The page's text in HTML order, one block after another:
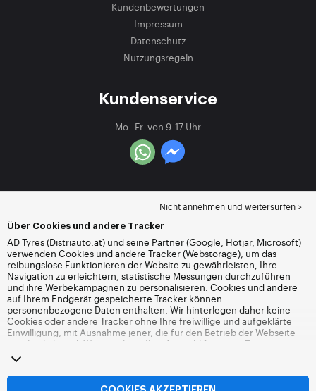
Kundenbewertungen
Impressum
Datenschutz
Nutzungsregeln
Kundenservice
Mo.-Fr. von 9-17 Uhr
Nicht annehmen und weitersurfen >
Über Cookies und andere Tracker
AD Tyres (Distriauto.at) und seine Partner (Google, Hotjar, Microsoft)
verwenden Cookies und andere Tracker (Webstorage), um das
reibungslose Funktionieren der Website zu gewährleisten, Ihre
Navigation zu erleichtern, statistische Messungen durchzuführen
und ihre Werbekampagnen zu personalisieren. Cookies und andere
auf Ihrem Endgerät gespeicherte Tracker können
personenbezogene Daten enthalten. Wir hinterlegen daher keine
Cookies oder andere Tracker ohne Ihre freiwillige und aufgeklärte
Einwilligung, mit Ausnahme jener, die für den Betrieb der Webseite
unerlässlich sind. Wir speichern Ihre Auswahl für einen Zeitraum von
6 Monaten. Sie können Ihre Einwilligung jederzeit widerrufen, indem
Sie die Webseite
die Möglichkeit, Ihre Navigation fortzusetzen, ohne die Hinterlegung
von Cookies oder anderen Trackern zu akzeptieren. Die Ablehnung